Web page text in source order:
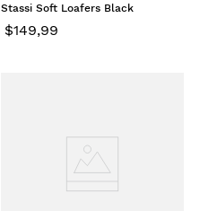
Stassi Soft Loafers Black
$149,99